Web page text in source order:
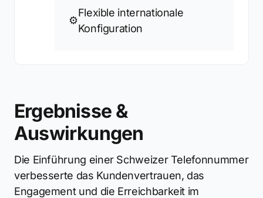
⚙️
Flexible internationale
Konfiguration
Ergebnisse &
Auswirkungen
Die Einführung einer Schweizer Telefonnummer
verbesserte das Kundenvertrauen, das
Engagement und die Erreichbarkeit im